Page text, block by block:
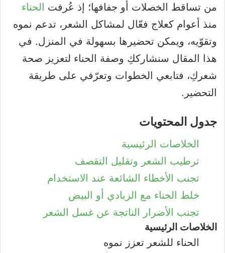
من تساقط الخصلات أو جفافها؛ إذ عُرفت الحناء
منذ أعوام كعلاج فعّال لمشاكل الشعر، تدعم نموه
وتقوّيه، ويمكن تحضيرها بسهولة في المنزل. في
هذا المقال سنشارككِ وصفة الحناء لتعزيز صحة
شعركِ، فتابعي الخطوات وتعرّفي على طريقة
التحضير.
جدول المحتويات
الخلاصات الرئيسية
ترطيب الشعر وتقليل التقصف
تجنب الأخطاء الشائعة عند الاستخدام
خلط الحناء مع الزبادي أو البيض
تجنب الأضرار الناتجة عن غسل الشعر
الخلاصات الرئيسية
الحناء للشعر تعزز نموه